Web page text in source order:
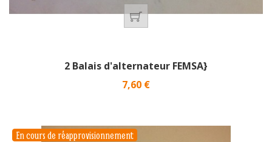
2 Balais d'alternateur FEMSA}
Prix
7,60 €
En cours de réapprovisionnement